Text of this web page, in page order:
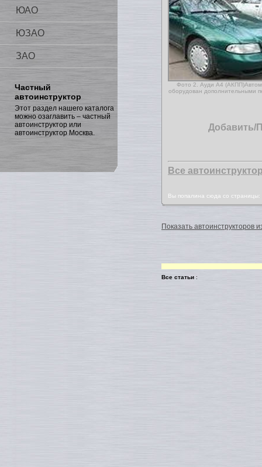
ЮАО
ЮЗАО
ЗАО
Частный
автоинструктор
Этот раздел нашего каталога
можно озаглавить – частный
автоинструктор или
автоинструктор Москва.
Фото 2. Ауди А4
оборудован дополнительными
Добавить/
Все
Вы попалина сюда со
Показать автоинструкторов
Все статьи :